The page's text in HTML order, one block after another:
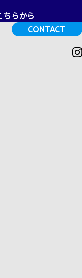
ちらから
CONTACT